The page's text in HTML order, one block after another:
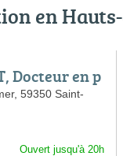
en
Docteur en p
59350 Saint-
Ouvert jusqu'à 20h